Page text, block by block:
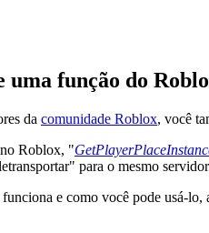
uma função do
da comunidade Roblox, você
Roblox, "
para o mesmo
e como você pode usá-lo,